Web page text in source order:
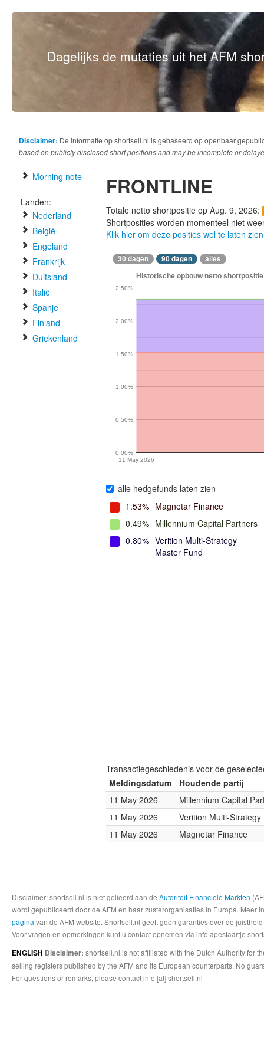
Dagelijks de mutaties uit het AFM
Disclaimer: De informatie op shortsell.nl is gebaseerd op openbaar
based on publicly disclosed short positions and may be incomplete or
Morning note
Landen:
Nederland
België
Engeland
Frankrijk
Duitsland
Italië
Spanje
Finland
Griekenland
FRONTLINE
Totale netto shortpositie op Aug. 9, 2026:
Shortposities worden momenteel niet
Klik hier om deze posities wel te laten zien
30 dagen 90 dagen alles
Historische opbouw netto
11 May 2026
0.00%
0.50%
1.00%
1.50%
2.00%
2.50%
alle hedgefunds laten zien
1.53% Magnetar Finance
0.49% Millennium Capital Partners
0.80% Verition Multi-Strategy
Master Fund
Transactiegeschiedenis voor de
Meldingsdatum
Houdende partij
11 May 2026
Millennium Capital
11 May 2026
Verition Multi-
11 May 2026
Magnetar Finance
Disclaimer: shortsell.nl is niet gelieerd aan de Autoriteit Financiele Markten
wordt gepubliceerd door de AFM en haar zusterorganisaties in Europa.
pagina van de AFM website. Shortsell.nl geeft geen garanties over de
Voor vragen en opmerkingen kunt u contact opnemen via info apestaartje
ENGLISH Disclaimer: shortsell.nl is not affiliated with the Dutch Authority for
selling registers published by the AFM and its European counterparts. No
For questions or remarks, please contact info [at] shortsell.nl